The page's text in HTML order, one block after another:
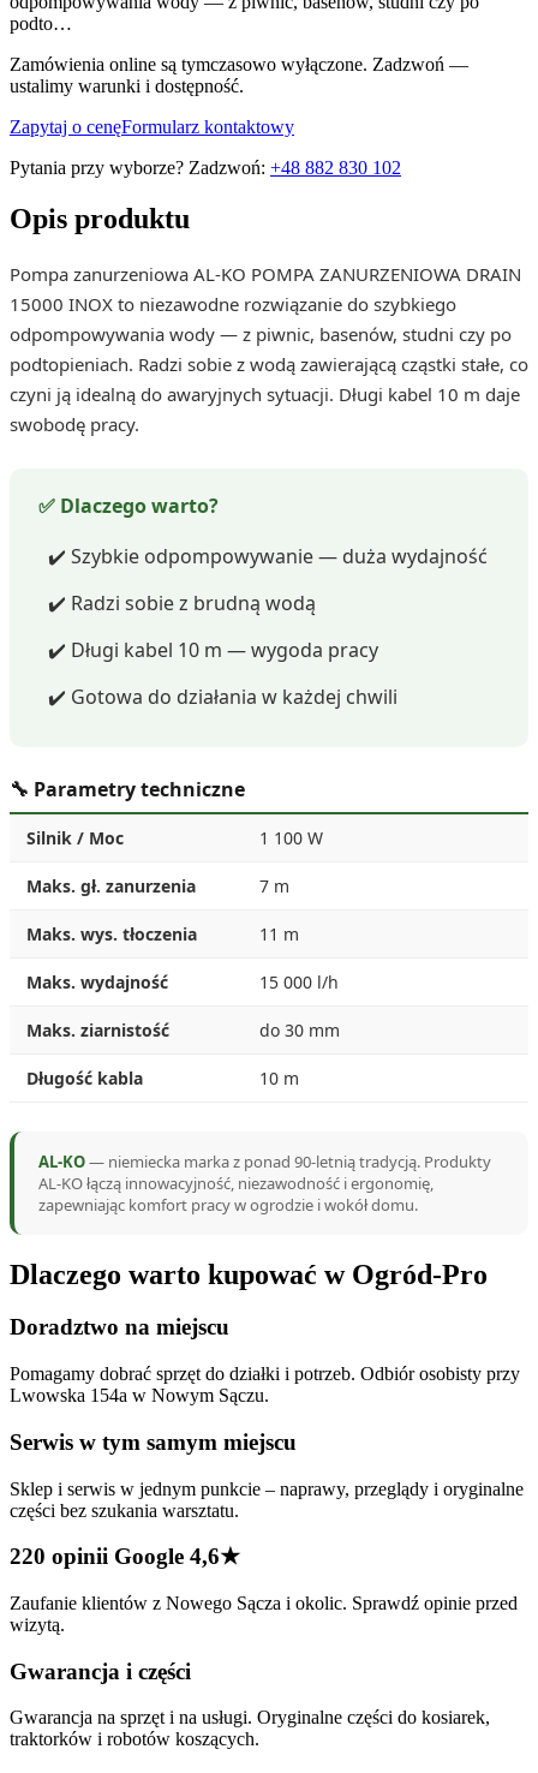
podto…
Zamówienia online są tymczasowo wyłączone. Zadzwoń —
ustalimy warunki i dostępność.
Zapytaj o cenęFormularz kontaktowy
Pytania przy wyborze? Zadzwoń: +48 882 830 102
Opis produktu
Pompa zanurzeniowa AL-KO POMPA ZANURZENIOWA DRAIN
15000 INOX to niezawodne rozwiązanie do szybkiego
odpompowywania wody — z piwnic, basenów, studni czy po
podtopieniach. Radzi sobie z wodą zawierającą cząstki stałe, co
czyni ją idealną do awaryjnych sytuacji. Długi kabel 10 m daje
swobodę pracy.
✅ Dlaczego warto?
✔️ Szybkie odpompowywanie — duża wydajność
✔️ Radzi sobie z brudną wodą
✔️ Długi kabel 10 m — wygoda pracy
✔️ Gotowa do działania w każdej chwili
🔧 Parametry techniczne
Silnik / Moc 1 100 W
Maks. gł. zanurzenia 7 m
Maks. wys. tłoczenia 11 m
Maks. wydajność 15 000 l/h
Maks. ziarnistość do 30 mm
Długość kabla 10 m
AL-KO— niemiecka marka z ponad 90-letnią tradycją. Produkty
AL-KO łączą innowacyjność, niezawodność i ergonomię,
zapewniając komfort pracy w ogrodzie i wokół domu.
Dlaczego warto kupować w Ogród-Pro
Doradztwo na miejscu
Pomagamy dobrać sprzęt do działki i potrzeb. Odbiór osobisty przy
Lwowska 154a w Nowym Sączu.
Serwis w tym samym miejscu
Sklep i serwis w jednym punkcie – naprawy, przeglądy i oryginalne
części bez szukania warsztatu.
220 opinii Google 4,6★
Zaufanie klientów z Nowego Sącza i okolic. Sprawdź opinie przed
wizytą.
Gwarancja i części
Gwarancja na sprzęt i na usługi. Oryginalne części do kosiarek,
traktorków i robotów koszących.